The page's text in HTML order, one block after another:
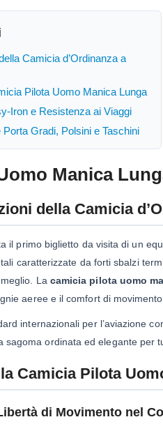
Camicia d’Ordinanza a
Pilota Uomo Manica Lunga
Iron e Resistenza ai Viaggi
Gradi, Polsini e Taschini
Manica
della Camicia
il primo biglietto da visita di un
caratterizzate da forti sbalzi
La camicia pilota uomo
aeree e il comfort di
internazionali per l’aviazione
sagoma ordinata ed elegante per
Camicia Pilota
di Movimento nel